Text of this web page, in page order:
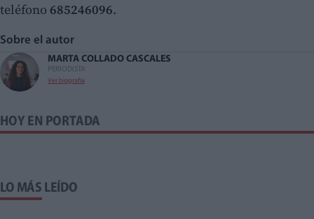
teléfono 685246096.
Sobre el autor
MARTA COLLADO CASCALES
PERIODISTA
Ver biografía
HOY EN PORTADA
LO MÁS LEÍDO